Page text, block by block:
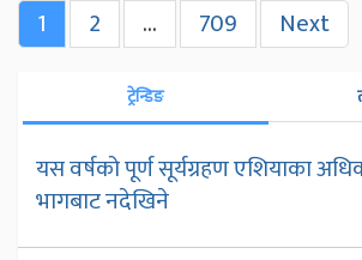
1 2 … 709 Next
ट्रेन्डिङ
यस वर्षको पूर्ण सूर्यग्रहण एशियाका
भागबाट नदेखिने